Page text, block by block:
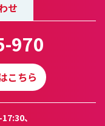
せ
970
こちら
、